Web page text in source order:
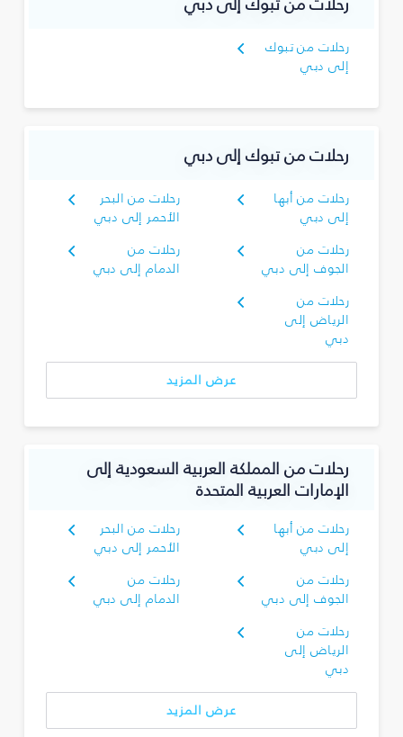
رحلات من تبوك‎
إلى دبي
رحلات من تبوك‎ إلى دبي
رحلات من أبها
إلى دبي
رحلات من البحر
الأحمر إلى دبي
رحلات من
الجوف إلى دبي
رحلات من
الدمام إلى دبي
رحلات من
الرياض إلى
دبي
عرض المزيد
رحلات من المملكة العربية السعودية إلى
الإمارات العربية المتحدة
رحلات من أبها
إلى دبي
رحلات من البحر
الأحمر إلى دبي
رحلات من
الجوف إلى دبي
رحلات من
الدمام إلى دبي
رحلات من
الرياض إلى
دبي
عرض المزيد